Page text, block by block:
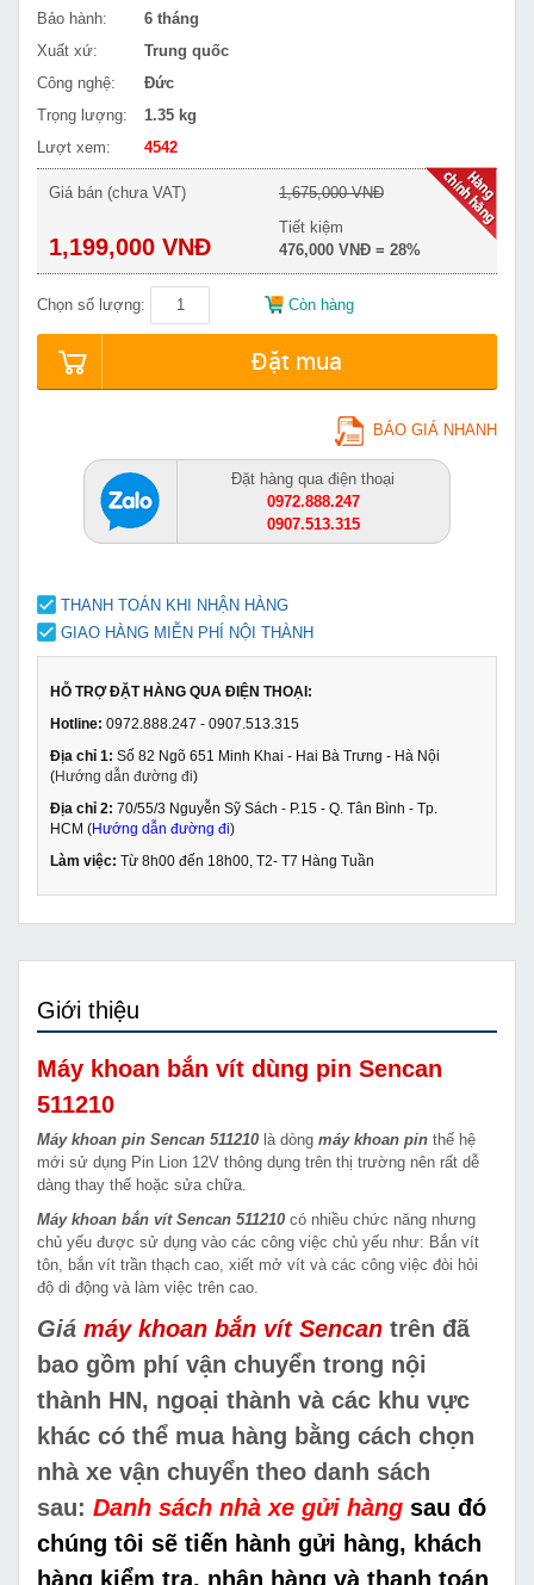
Bảo hành:
6 tháng
Xuất xứ:
Trung quốc
Công nghệ:
Đức
Trọng lượng:
1.35 kg
Lượt xem:
4542
Giá bán (chưa VAT)
1,199,000 VNĐ
1,675,000 VNĐ
Tiết kiệm
476,000 VNĐ = 28%
Chọn số lượng: Còn hàng
Đặt mua
BÁO GIÁ NHANH
Đặt hàng qua điện thoại
0972.888.247
0907.513.315
THANH TOÁN KHI NHẬN HÀNG
GIAO HÀNG MIỄN PHÍ NỘI THÀNH
HỖ TRỢ ĐẶT HÀNG QUA ĐIỆN THOẠI:
Hotline: 0972.888.247 - 0907.513.315
Địa chỉ 1: Số 82 Ngõ 651 Minh Khai - Hai Bà Trưng - Hà Nội
(Hướng dẫn đường đi)
Địa chỉ 2: 70/55/3 Nguyễn Sỹ Sách - P.15 - Q. Tân Bình - Tp.
HCM (Hướng dẫn đường đi)
Làm việc: Từ 8h00 đến 18h00, T2- T7 Hàng Tuần
Giới thiệu
Máy khoan bắn vít dùng pin Sencan
511210
Máy khoan pin Sencan 511210 là dòng máy khoan pin thế hệ
mới sử dụng Pin Lion 12V thông dụng trên thị trường nên rất dễ
dàng thay thế hoặc sửa chữa.
Máy khoan bắn vít Sencan 511210 có nhiều chức năng nhưng
chủ yếu được sử dụng vào các công việc chủ yếu như: Bắn vít
tôn, bắn vít trần thạch cao, xiết mở vít và các công việc đòi hỏi
độ di động và làm việc trên cao.
Giá máy khoan bắn vít Sencan trên đã
bao gồm phí vận chuyển trong nội
thành HN, ngoại thành và các khu vực
khác có thể mua hàng bằng cách chọn
nhà xe vận chuyển theo danh sách
sau: Danh sách nhà xe gửi hàng sau đó
chúng tôi sẽ tiến hành gửi hàng, khách
hàng kiểm tra, nhận hàng và thanh toán